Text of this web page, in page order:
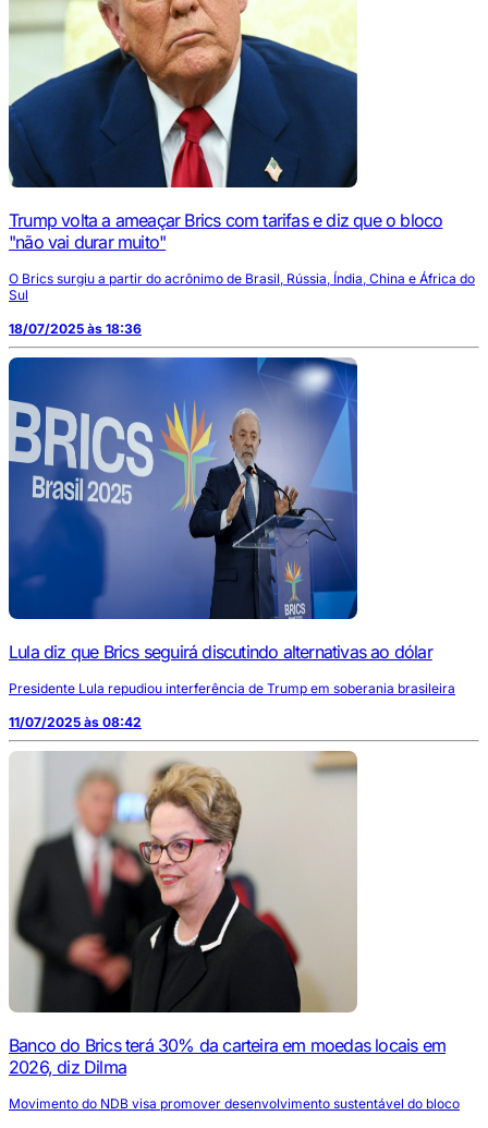
Trump volta a ameaçar Brics com tarifas e diz que o bloco
"não vai durar muito"
O Brics surgiu a partir do acrônimo de Brasil, Rússia, Índia, China e África do
Sul
18/07/2025 às 18:36
Lula diz que Brics seguirá discutindo alternativas ao dólar
Presidente Lula repudiou interferência de Trump em soberania brasileira
11/07/2025 às 08:42
Banco do Brics terá 30% da carteira em moedas locais em
2026, diz Dilma
Movimento do NDB visa promover desenvolvimento sustentável do bloco